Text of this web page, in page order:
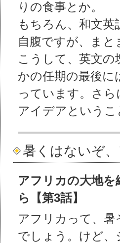
りの食事とか。
もちろん、和文
自腹ですが、ま
こうして、英文
かの任期の最後に
っています。さ
アイデアというこ
暑くはないぞ
アフリカの大地
ら【第3話】
アフリカって、暑
でしょう。けど、